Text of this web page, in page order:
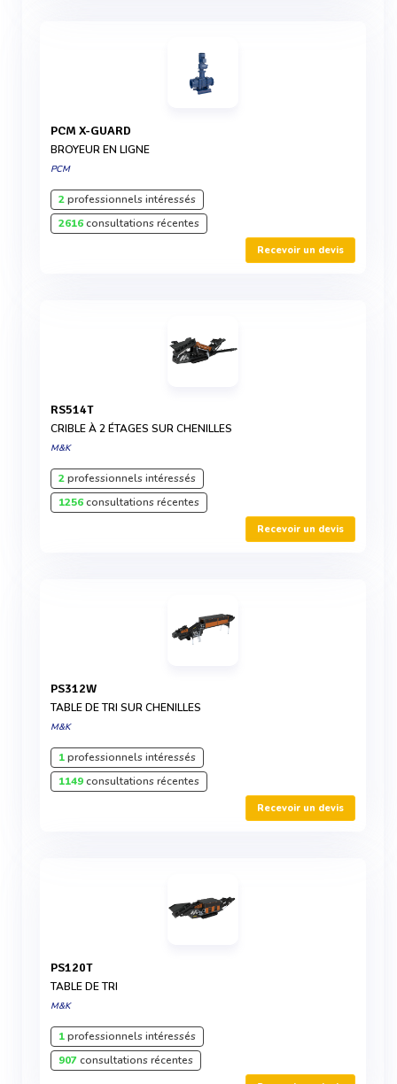
PCM X-GUARD
BROYEUR EN LIGNE
PCM
2professionnels intéressés
2616consultations récentes
Recevoir un devis
RS514T
CRIBLE À 2 ÉTAGES SUR CHENILLES
M&K
2professionnels intéressés
1256consultations récentes
Recevoir un devis
PS312W
TABLE DE TRI SUR CHENILLES
M&K
1professionnels intéressés
1149consultations récentes
Recevoir un devis
PS120T
TABLE DE TRI
M&K
1professionnels intéressés
907consultations récentes